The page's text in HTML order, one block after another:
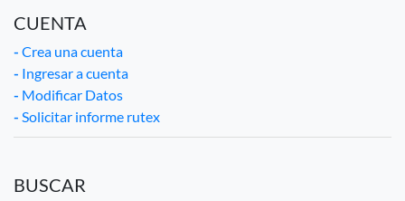
CUENTA
- Crea una cuenta
- Ingresar a cuenta
- Modificar Datos
- Solicitar informe rutex
BUSCAR